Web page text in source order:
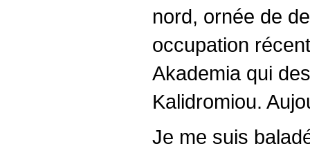
nord, ornée de
occupation
Akademia qui
Kalidromiou.
Je me suis